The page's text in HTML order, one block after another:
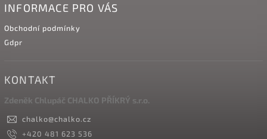
INFORMACE PRO VÁS
Obchodní podmínky
Gdpr
KONTAKT
Zdeněk Chlupáč CHALKO PŘÍKRÝ s.r.o.
chalko@chalko.cz
+420 481 623 536